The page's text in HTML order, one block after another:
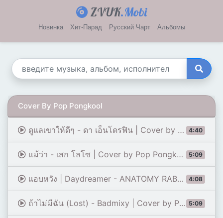
ZVUK.Mobi
Новинка Хит-Парад Русский Чарт Альбомы
Cover By Pop Pongkool
4:40
ดูแลเขาให้ดีๆ - ดา เอ็นโดรฟิน | Cover by Pop Pongkool
5:09
แม้ว่า - เสก โลโซ | Cover by Pop Pongkool
4:08
แอบหวัง | Daydreamer - ANATOMY RABBIT | Cover by Pop Pongkool
5:09
ถ้าไม่มีฉัน (Lost) - Badmixy | Cover by Pop Pongkool